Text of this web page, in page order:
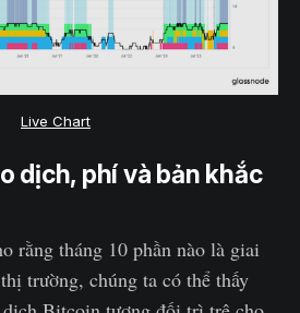
Live Chart
dịch, phí và bản khắc
rằng tháng 10 phần nào là giai
trường, chúng ta có thể thấy